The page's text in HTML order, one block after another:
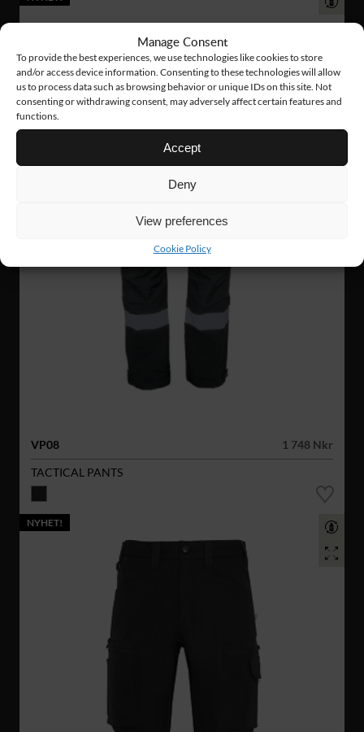
Manage Consent
To provide the best experiences, we use technologies like cookies to store
and/or access device information. Consenting to these technologies will allow
us to process data such as browsing behavior or unique IDs on this site. Not
consenting or withdrawing consent, may adversely affect certain features and
functions.
Accept
Deny
View preferences
Cookie Policy
VP08
1 748 Nkr
TACTICAL PANTS
NYHET!